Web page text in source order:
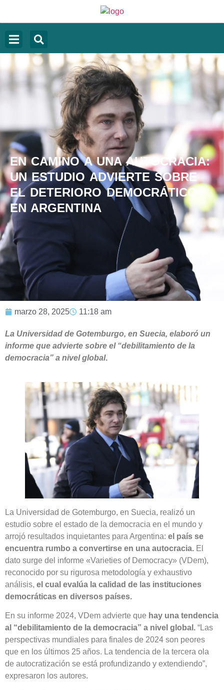
EN CAMINO A UNA AUTOCRACIA:
UN ESTUDIO ADVIERTE SOBRE
EL DETERIORO DEMOCRÁTICO
EN ARGENTINA
marzo 28, 2025 11:18 am
La Universidad de Gotemburgo, en Suecia, elaboró un
informe que advierte sobre el “debilitamiento de la
democracia” a nivel global.
La Universidad de Gotemburgo, en Suecia, realizó un
estudio sobre el estado de la democracia en el mundo y
arrojó resultados inquietantes para Argentina: el país se
encuentra rumbo a convertirse en una autocracia. El
dato surge del informe «Varieties of Democracy» (VDem),
reconocido por su rigurosa metodología y exhaustivo
análisis, el cual evalúa la calidad de las instituciones
democráticas en diversos países.
En su informe 2024, VDem advierte que hay una tendencia
al “debilitamiento de la democracia” a nivel global. “Las
perspectivas mundiales para finales de 2024 son peores
que en los últimos 25 años. La tendencia de la tercera ola
de autocratización se está profundizando y extendiendo”,
expresaron los autores.